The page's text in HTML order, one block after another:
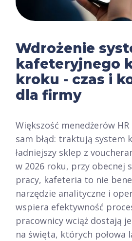
Wdrożenie
kafeteryjnego
kroku - czas i
dla firmy
Większość menedżerów
sam błąd: traktują system
ładniejszy sklep z
w 2026 roku, przy obecnej
pracy, kafeteria to nie
narzędzie analityczne i
wspiera efektywność
pracownicy wciąż dostają
na święta, których połowa